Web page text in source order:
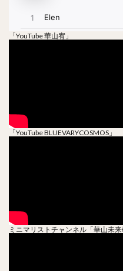
「YouTube 華山宥」
「YouTube BLUEVARYCOSMOS」
ミニマリストチャンネル「華山未来